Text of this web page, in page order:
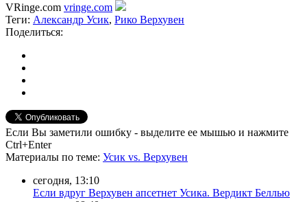
VRinge.com vringe.com
Теги: Александр Усик, Рико Верхувен
Поделиться:
Если Вы заметили ошибку - выделите ее мышью и нажмите
Ctrl+Enter
Материалы по теме: Усик vs. Верхувен
сегодня, 13:10
Если вдруг Верхувен апсетнет Усика. Вердикт Беллью